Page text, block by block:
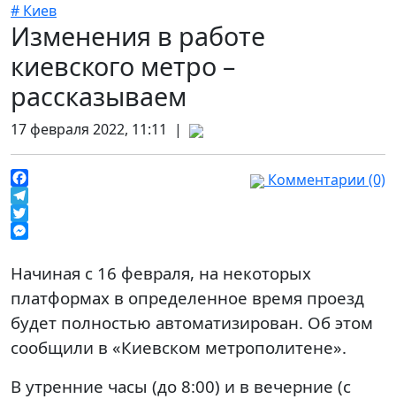
# Киев
Изменения в работе
киевского метро –
рассказываем
17 февраля 2022, 11:11 |
Facebook
Telegram
Twitter
Комментарии (0)
Начиная с 16 февраля, на некоторых
платформах в определенное время проезд
будет полностью автоматизирован. Об этом
сообщили в «Киевском метрополитене».
В утренние часы (до 8:00) и в вечерние (с